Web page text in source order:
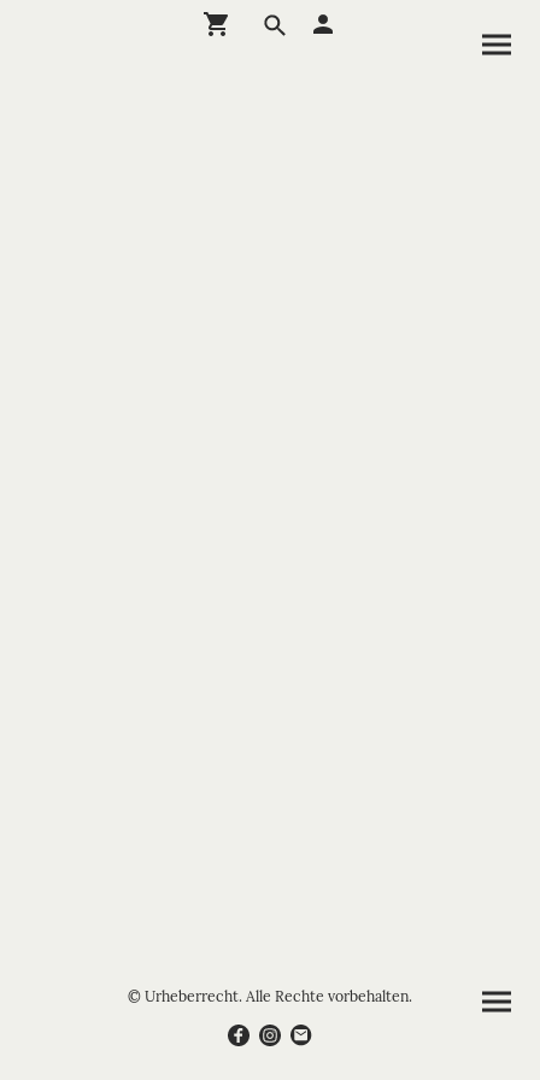
© Urheberrecht. Alle Rechte vorbehalten.